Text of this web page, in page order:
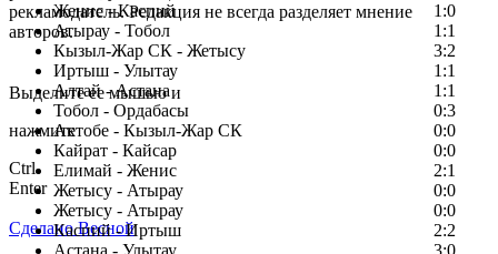
Женис - Каспий
1:0
Атырау - Тобол
1:1
Кызыл-Жар СК - Жетысу
3:2
Иртыш - Улытау
1:1
Алтай - Астана
1:1
Тобол - Ордабасы
0:3
Актобе - Кызыл-Жар СК
0:0
Кайрат - Кайсар
0:0
Елимай - Женис
2:1
Жетысу - Атырау
0:0
Жетысу - Атырау
0:0
Каспий - Иртыш
2:2
рекламодатель. Редакция не всегда разделяет мнение
авторов.
Заметили ошибку в тексте?
Выделите ее мышью и
нажмите
Ctrl
Enter
Сделано Весной